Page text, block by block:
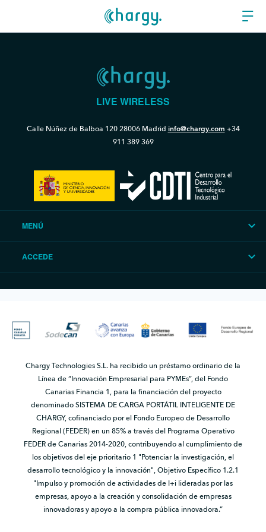
LIVE WIRELESS
Calle Núñez de Balboa 12028006 Madrid info@chargy.com +34
911 389 369
MENÚ
ACCEDE
Chargy Technologies S.L. ha recibido un préstamo ordinario de la
Línea de “Innovación Empresarial para PYMEs”, del Fondo
Canarias Financia 1, para la financiación del proyecto
denominado SISTEMA DE CARGA PORTÁTIL INTELIGENTE DE
CHARGY, cofinanciado por el Fondo Europeo de Desarrollo
Regional (FEDER) en un 85% a través del Programa Operativo
FEDER de Canarias 2014-2020, contribuyendo al cumplimiento de
los objetivos del eje prioritario 1 "Potenciar la investigación, el
desarrollo tecnológico y la innovación", Objetivo Específico 1.2.1
"Impulso y promoción de actividades de I+i lideradas por las
empresas, apoyo a la creación y consolidación de empresas
innovadoras y apoyo a la compra pública innovadora.”